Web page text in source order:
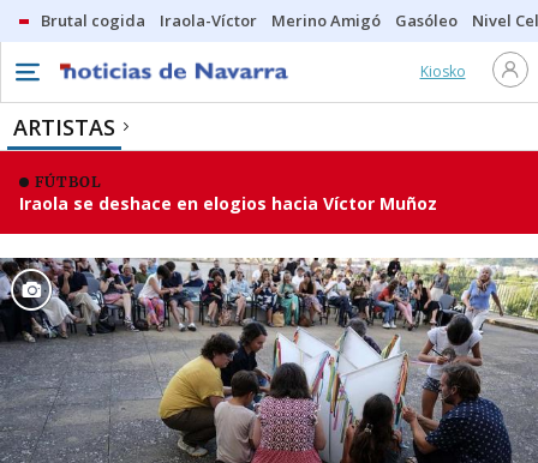
Brutal cogida Iraola-Víctor Merino Amigó Gasóleo Nivel
Kiosko
ARTISTAS
FÚTBOL
Iraola se deshace en elogios hacia Víctor Muñoz